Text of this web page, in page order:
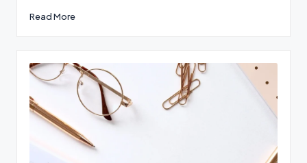
Read More